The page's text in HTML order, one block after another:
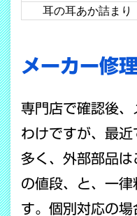
耳の耳あか詰まり
メーカー修
専門店で確認後
わけですが、最
多く、外部部品は
の値段、と、一
す。個別対応の